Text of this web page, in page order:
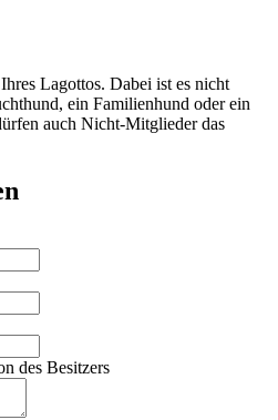
Lagottos. Dabei ist es nicht
ein Familienhund oder ein
auch Nicht-Mitglieder das
des Besitzers